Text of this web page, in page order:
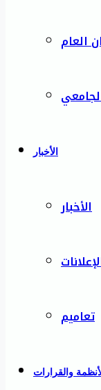
العام
الأخبار
الأخبار
تعاميم
والقرارات